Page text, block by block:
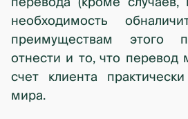
необходимость
преимуществам этого
отнести и то, что перевод
счет клиента
мира.